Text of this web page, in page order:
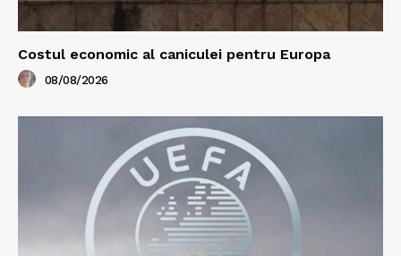
Costul economic al caniculei pentru Europa
08/08/2026